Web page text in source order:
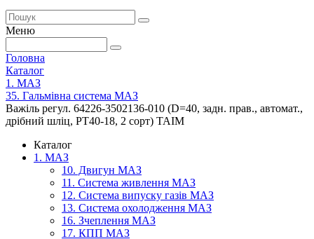
Меню
Головна
Каталог
1. МАЗ
35. Гальмівна система МАЗ
Важіль регул. 64226-3502136-010 (D=40, задн. прав., автомат.,
дрібний шліц, РТ40-18, 2 сорт) ТАІМ
Каталог
1. МАЗ
10. Двигун МАЗ
11. Система живлення МАЗ
12. Система випуску газів МАЗ
13. Система охолодження МАЗ
16. Зчеплення МАЗ
17. КПП МАЗ